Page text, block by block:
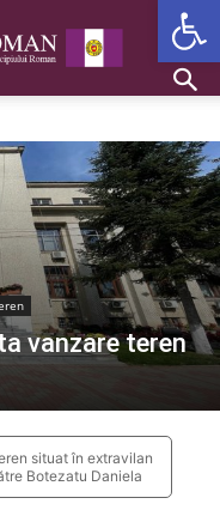
vanzare teren
situat în extravilan
Botezatu Daniela